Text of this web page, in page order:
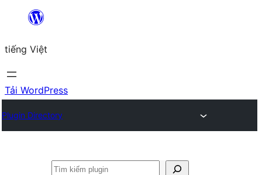
Chuyển
phần
nội
dung
tiếng Việt
Tải WordPress
Plugin Directory
Tìm